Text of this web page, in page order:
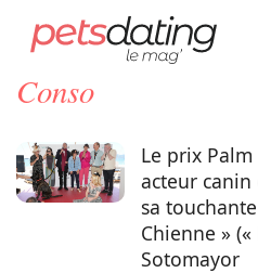
Faits
PETS DATING ACTUALITÉS
Conso
Le prix
acteur canin
sa
Chienne »
Sotomayor